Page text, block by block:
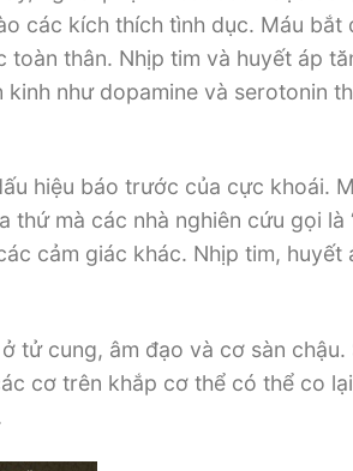
các kích thích tình dục. Máu bắt
thân. Nhịp tim và huyết áp
như dopamine và serotonin
hiệu báo trước của cực khoái.
mà các nhà nghiên cứu gọi là
cảm giác khác. Nhịp tim, huyết
tử cung, âm đạo và cơ sàn chậu.
cơ trên khắp cơ thể có thể co